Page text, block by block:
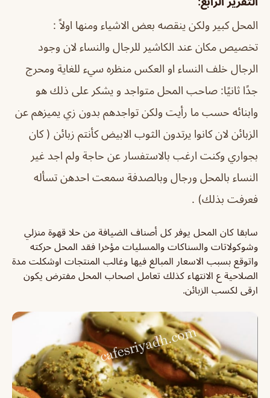
المحل كبير ولكن ينقصه بعض الاشياء ومنها اولاً :
تخصيص مكان عند الكاشير للرجال والنساء لان وجود
الرجال خلف النساء او العكس منظره سيء للغاية ومحرج
جدًا ثانيًا: صاحب المحل متواجد و يشكر على ذلك هو
وابنائه حسب ما رأيت ولكن تواجدهم بدون زي يميزهم عن
الزبائن لان كانوا يرتدون الثوب الابيض كأنتم زبائن ( كان
بجواري وكنت ارغب بالاستفسار عن حاجة ولم اجد غير
النساء بالمحل ورجال وبالصدفة سمعت احدهن تسأله
فعرفت بذلك) .
سابقا كان المحل يوفر كل أصناف الضيافة من حلا قهوة منزلي
وشوكولاتات والسناكات والمسليات مؤخرا فقد المحل حركته
واتوقع بسبب الاسعار المبالغ فيها وغالب المنتجات اوشكلت مدة
الصلاحية ع الانتهاء كذلك تعامل اصحاب المحل مفترض يكون
ارقى لكسب الزبائن.